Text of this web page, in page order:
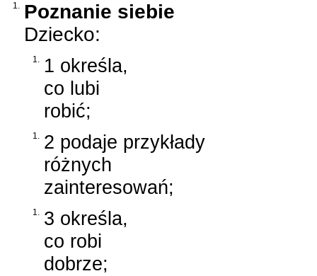
1. Poznanie siebie
Dziecko:
1. 1 określa,
co lubi
robić;
1. 2 podaje przykłady
różnych
zainteresowań;
1. 3 określa,
co robi
dobrze;